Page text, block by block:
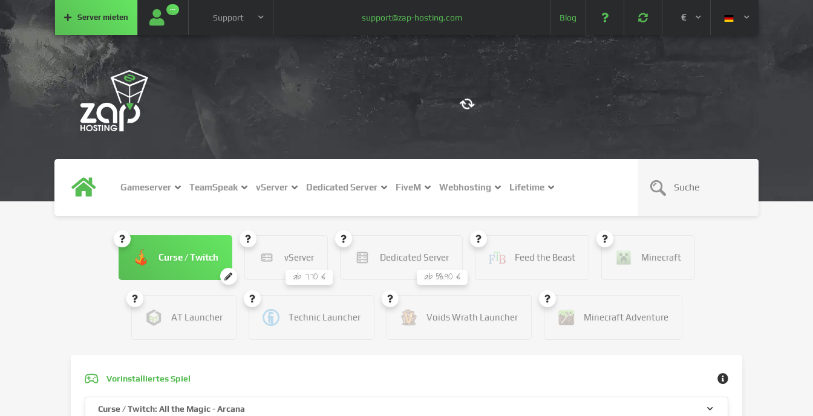
Server mieten
···
Support support@zap-hosting.com Blog €
Gameserver TeamSpeak vServer Dedicated Server FiveM Webhosting Lifetime
Curse / Twitch vServer
ab 7.70 €
Dedicated Server
ab 58.90 €
Feed the Beast Minecraft
AT Launcher Technic Launcher Voids Wrath Launcher Minecraft Adventure
Vorinstalliertes Spiel
Curse / Twitch: All the Magic - Arcana